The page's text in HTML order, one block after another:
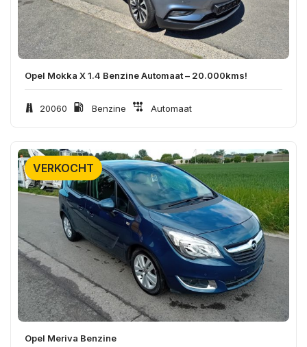
Opel Mokka X 1.4 Benzine Automaat – 20.000kms!
20060 Benzine Automaat
VERKOCHT
Opel Meriva Benzine